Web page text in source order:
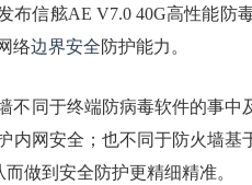
布信舷AE V7.0 40G高性能
络边界安全防护能力。
不同于终端防病毒软件的事
内网安全；也不同于防火墙
做到安全防护更精细精准。